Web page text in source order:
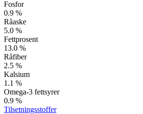
Fosfor
0.9 %
Råaske
5.0 %
Fettprosent
13.0 %
Råfiber
2.5 %
Kalsium
1.1 %
Omega-3 fettsyrer
0.9 %
Tilsetningsstoffer